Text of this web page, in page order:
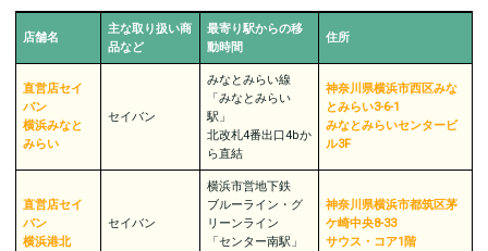
店舗名
主な取り扱い商
品など
最寄り駅からの移
動時間
住所
直営店セイ
バン
横浜みなと
みらい
セイバン
みなとみらい線
「みなとみらい
駅」
北改札4番出口4bか
ら直結
神奈川県横浜市西区みな
とみらい3-6-1
みなとみらいセンタービ
ル3F
直営店セイ
バン
横浜港北
セイバン
横浜市営地下鉄
ブルーライン・グ
リーンライン
「センター南駅」
神奈川県横浜市都筑区茅
ケ崎中央8-33
サウス・コア1階